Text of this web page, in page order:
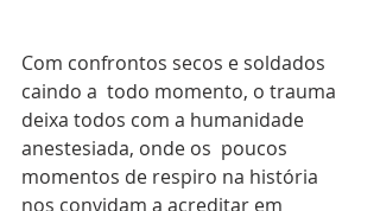
Com confrontos secos e soldados
caindo a  todo momento, o trauma
deixa todos com a humanidade
anestesiada, onde os  poucos
momentos de respiro na história
nos convidam a acreditar em